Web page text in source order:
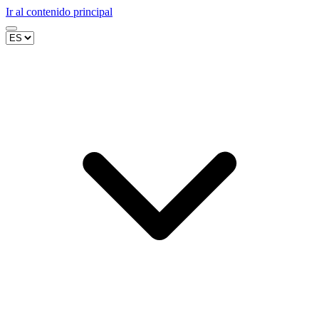
Ir al contenido principal